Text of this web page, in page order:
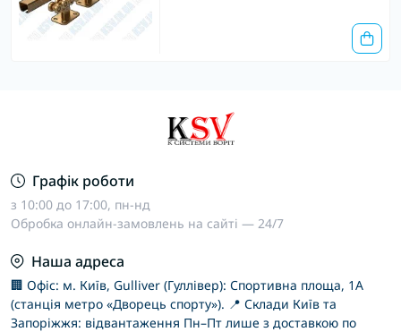
Графік роботи
з 10:00 до 17:00, пн-нд
Обробка онлайн-замовлень на сайті — 24/7
Наша адреса
🏢 Офіс: м. Київ, Gulliver (Гуллівер): Спортивна площа, 1А
(станція метро «Дворець спорту»). 📍 Склади Київ та
Запоріжжя: відвантаження Пн–Пт лише з доставкою по